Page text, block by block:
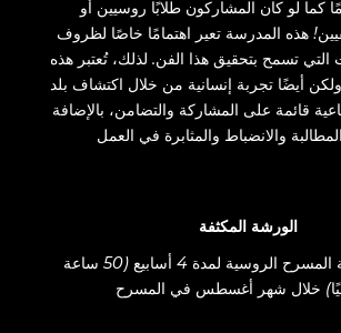
كما لو كان المشاركون طلابًا روسيين أو
هذه المدرسة تعير اهتمامًا خاصًا لظروف
التي تسمح بتحقيق هذا الفن. لذلك، تُعتبر هذه
ولكن أيضًا تجربة إنسانية من خلال اكتشاف بلد
قائمة على المشاركة والتضامن، بالإضافة
الورشة المكثفة
اكتشف مدرسة المسرح الروسية لمدة 4 أسابيع (50 ساعة